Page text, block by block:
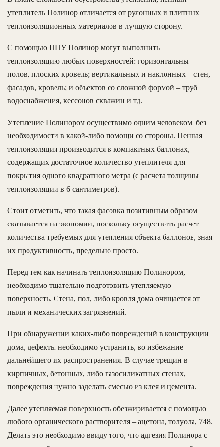
утеплитель Полинор отличается от рулонных и плитных
теплоизоляционных материалов в лучшую сторону.
С помощью ППУ Полинор могут выполнить
теплоизоляцию любых поверхностей: горизонтальны –
полов, плоских кровель; вертикальных и наклонных – стен,
фасадов, кровель; и объектов со сложной формой – труб
водоснабжения, кессонов скважин и тд.
Утепление Полинором осуществимо одним человеком, без
необходимости в какой-либо помощи со стороны. Пенная
теплоизоляция производится в компактных баллонах,
содержащих достаточное количество утеплителя для
покрытия одного квадратного метра (с расчета толщины
теплоизоляции в 6 сантиметров).
Стоит отметить, что такая фасовка позитивным образом
сказывается на экономии, поскольку осуществить расчет
количества требуемых для утепления объекта баллонов, зная
их продуктивность, предельно просто.
Перед тем как начинать теплоизоляцию Полинором,
необходимо тщательно подготовить утепляемую
поверхность. Стена, пол, либо кровля дома очищается от
пыли и механических загрязнений.
При обнаружении каких-либо повреждений в конструкции
дома, дефекты необходимо устранить, во избежание
дальнейшего их распространения. В случае трещин в
кирпичных, бетонных, либо газосиликатных стенах,
повреждения нужно заделать смесью из клея и цемента.
Далее утепляемая поверхность обезжиривается с помощью
любого органического растворителя – ацетона, толуола, 748.
Делать это необходимо ввиду того, что адгезия Полинора с